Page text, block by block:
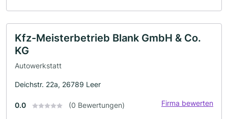
Kfz-Meisterbetrieb Blank GmbH & Co.
KG
Autowerkstatt
Deichstr. 22a, 26789 Leer
0.0 (0 Bewertungen) Firma bewerten